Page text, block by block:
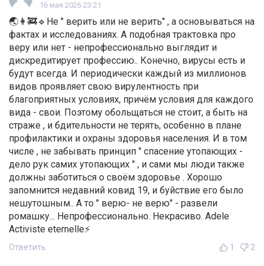
16 мая 2026 23:21
🌏👩‍🚒🔹Не " верить или не верить" , а основываться на
фактах и исследованиях. А подобная трактовка про
веру или нет - непрофессионально выглядит и
дискредитирует профессию.. Конечно, вирусы есть и
будут всегда. И периодически каждый из миллионов
видов проявляет свою вирулентность при
благоприятных условиях, причём условия для каждого
вида - свои. Поэтому обольщаться не стоит, а быть на
страже , и бдительности не терять, особенно в плане
профилактики и охраны здоровья населения. И в том
числе , не забывать принцип " спасение утопающих -
дело рук самих утопающих " , и сами мы люди также
должны заботиться о своём здоровье . Хорошо
запомнится недавний ковид 19, и буйствие его было
нешутошным.. А то " верю- не верю" - развели
ромашку... Непрофессионально. Некрасиво. Adele
Activiste eternelle⚡
Ответить 1 2